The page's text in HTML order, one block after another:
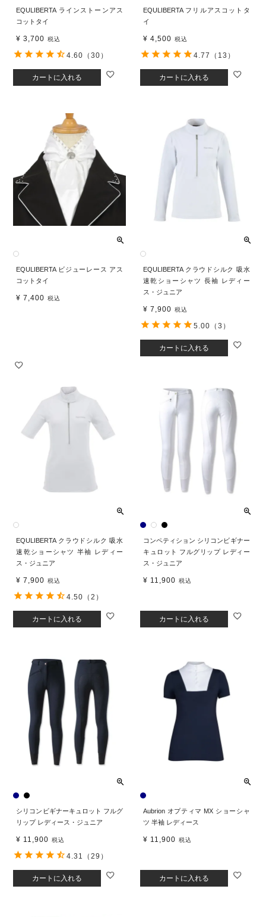
EQULIBERTA ラインストーンアス
コットタイ
¥ 3,700 税込
カートに入れる
4.60 （30）
EQULIBERTA フリルアスコットタ
イ
¥ 4,500 税込
カートに入れる
4.77 （13）
EQULIBERTA ビジューレース アス
コットタイ
¥ 7,400 税込
EQULIBERTA クラウドシルク 吸水
速乾ショーシャツ 長袖 レディー
ス・ジュニア
¥ 7,900 税込
カートに入れる
5.00 （3）
EQULIBERTA クラウドシルク 吸水
速乾ショーシャツ 半袖 レディー
ス・ジュニア
¥ 7,900 税込
カートに入れる
4.50 （2）
コンペティション シリコンビギナー
キュロット フルグリップ レディー
ス・ジュニア
¥ 11,900 税込
カートに入れる
シリコンビギナーキュロット フルグ
リップ レディース・ジュニア
¥ 11,900 税込
カートに入れる
4.31 （29）
Aubrion オプティマ MX ショーシャ
ツ 半袖 レディース
¥ 11,900 税込
カートに入れる